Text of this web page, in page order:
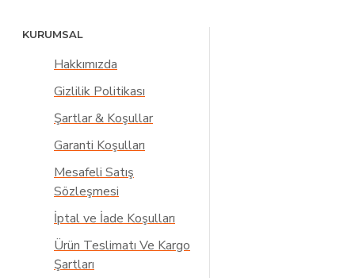
KURUMSAL
Hakkımızda
Gizlilik Politikası
Şartlar & Koşullar
Garanti Koşulları
Mesafeli Satış
Sözleşmesi
İptal ve İade Koşulları
Ürün Teslimatı Ve Kargo
Şartları